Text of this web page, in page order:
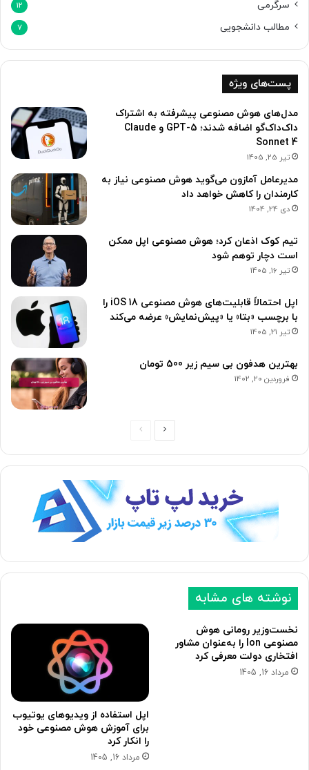
سرگرمی 12
مطالب دانشجویی 7
پست‌های ویژه
مدل‌های هوش مصنوعی پیشرفته به اشتراک
داک‌داک‌گو اضافه شدند؛ GPT-5 و Claude
Sonnet 4
تیر 25, 1405
مدیرعامل آمازون می‌گوید هوش مصنوعی نیاز به
کارمندان را کاهش خواهد داد
دی 24, 1404
تیم کوک اذعان کرد؛ هوش مصنوعی اپل ممکن
است دچار توهم شود
تیر 16, 1405
اپل احتمالاً قابلیت‌های هوش مصنوعی iOS 18 را
با برچسب «بتا» یا «پیش‌نمایش» عرضه می‌کند
تیر 21, 1405
بهترین هدفون بی سیم زیر 500 تومان
فروردین 20, 1402
ح
ق
ب
ی
ح
ه
ع
ی
نوشته های مشابه
نخست‌وزیر رومانی هوش
مصنوعی Ion را به‌عنوان مشاور
افتخاری دولت معرفی کرد
مرداد 16, 1405
اپل استفاده از ویدیوهای یوتیوب
برای آموزش هوش مصنوعی خود
را انکار کرد
مرداد 16, 1405